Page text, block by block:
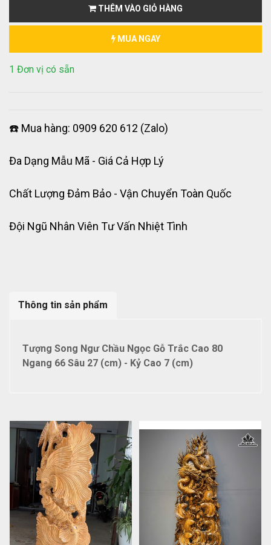
THÊM VÀO GIỎ HÀNG
MUA NGAY
1 Đơn vị có sẵn
☎️ Mua hàng: 0909 620 612 (Zalo)
Đa Dạng Mẫu Mã - Giá Cả Hợp Lý
Chất Lượng Đảm Bảo - Vận Chuyển Toàn Quốc
Đội Ngũ Nhân Viên Tư Vấn Nhiệt Tình
Thông tin sản phẩm
Tượng Song Ngư Chầu Ngọc Gỗ Trắc Cao 80
Ngang 66 Sâu 27 (cm) - Kỷ Cao 7 (cm)